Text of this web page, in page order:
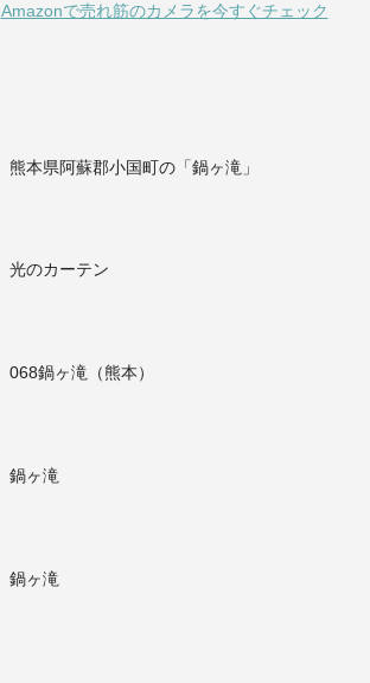
Amazonで売れ筋のカメラを今すぐチェック
熊本県阿蘇郡小国町の「鍋ヶ滝」
光のカーテン
068鍋ヶ滝（熊本）
鍋ヶ滝
鍋ヶ滝